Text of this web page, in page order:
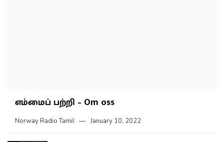
எம்மைப் பற்றி – Om oss
Norway Radio Tamil January 10, 2022